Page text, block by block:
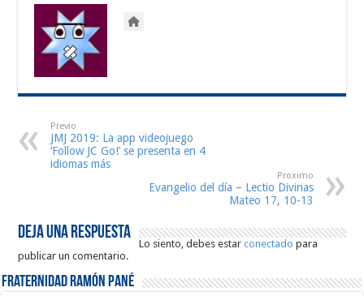
Previo
JMJ 2019: La app videojuego
‘Follow JC Go!’ se presenta en 4
idiomas más
Proximo
Evangelio del día – Lectio Divinas
Mateo 17, 10-13
Deja una respuesta
Lo siento, debes estarconectado para
publicar un comentario.
Fraternidad Ramón Pané